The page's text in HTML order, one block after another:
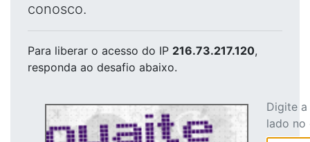
conosco.
Para liberar o acesso do IP 216.73.217.120,
responda ao desafio abaixo.
Digite
lado no